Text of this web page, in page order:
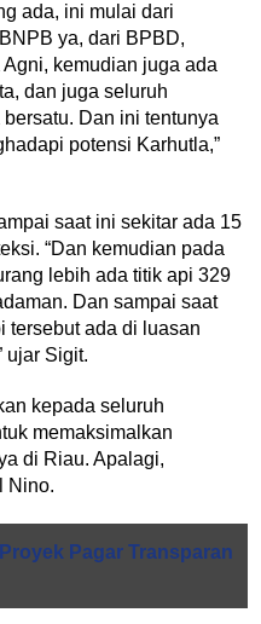
ada, ini mulai dari
ya, dari BPBD,
kemudian juga ada
dan juga seluruh
Dan ini tentunya
potensi Karhutla,”
saat ini sekitar ada 15
“Dan kemudian pada
lebih ada titik api 329
Dan sampai saat
tersebut ada di luasan
ujar Sigit.
kepada seluruh
memaksimalkan
di Riau. Apalagi,
Nino.
Pagar Transparan